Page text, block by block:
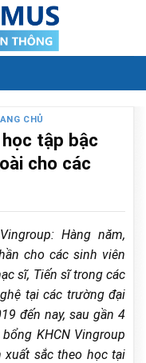
CHỦ
tập bậc
cho các
Hàng năm,
cho các sinh viên
sĩ, Tiến sĩ trong các
tại các trường đại
đến nay, sau gần 4
KHCN Vingroup
xuất sắctheo học tại